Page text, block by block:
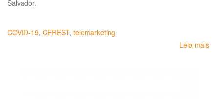
Salvador.
COVID-19, CEREST, telemarketing
Leia mais